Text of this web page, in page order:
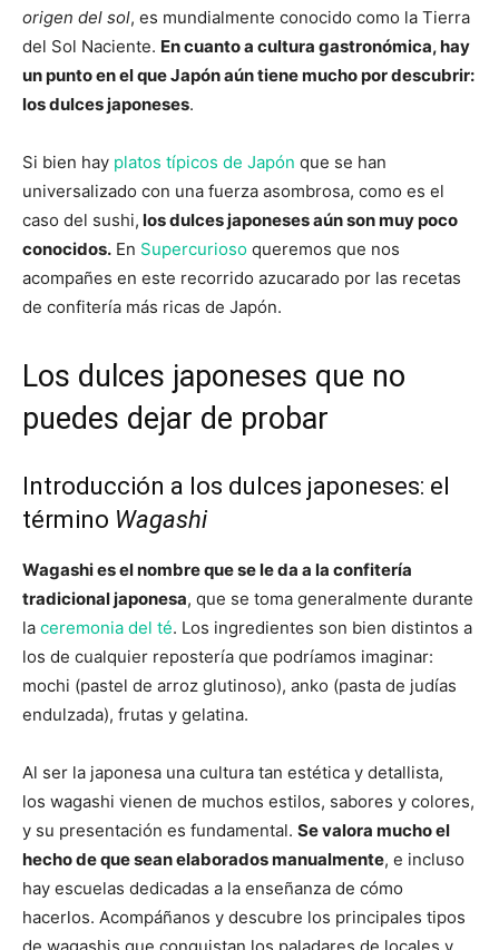
origen del sol, es mundialmente conocido como la Tierra
del Sol Naciente. En cuanto a cultura gastronómica, hay
un punto en el que Japón aún tiene mucho por descubrir:
los dulces japoneses.
Si bien hay platos típicos de Japón que se han
universalizado con una fuerza asombrosa, como es el
caso del sushi, los dulces japoneses aún son muy poco
conocidos. En Supercurioso queremos que nos
acompañes en este recorrido azucarado por las recetas
de confitería más ricas de Japón.
Los dulces japoneses que no
puedes dejar de probar
Introducción a los dulces japoneses: el
término Wagashi
Wagashi es el nombre que se le da a la confitería
tradicional japonesa, que se toma generalmente durante
la ceremonia del té. Los ingredientes son bien distintos a
los de cualquier repostería que podríamos imaginar:
mochi (pastel de arroz glutinoso), anko (pasta de judías
endulzada), frutas y gelatina.
Al ser la japonesa una cultura tan estética y detallista,
los wagashi vienen de muchos estilos, sabores y colores,
y su presentación es fundamental. Se valora mucho el
hecho de que sean elaborados manualmente, e incluso
hay escuelas dedicadas a la enseñanza de cómo
hacerlos. Acompáñanos y descubre los principales tipos